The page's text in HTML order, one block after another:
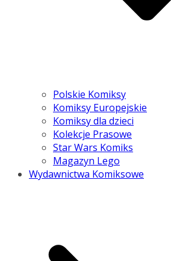
Polskie Komiksy
Komiksy Europejskie
Komiksy dla dzieci
Kolekcje Prasowe
Star Wars Komiks
Magazyn Lego
Wydawnictwa Komiksowe